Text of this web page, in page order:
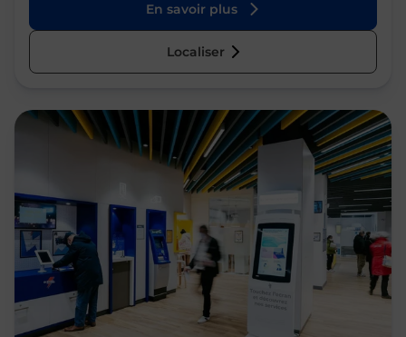
En savoir plus
Localiser